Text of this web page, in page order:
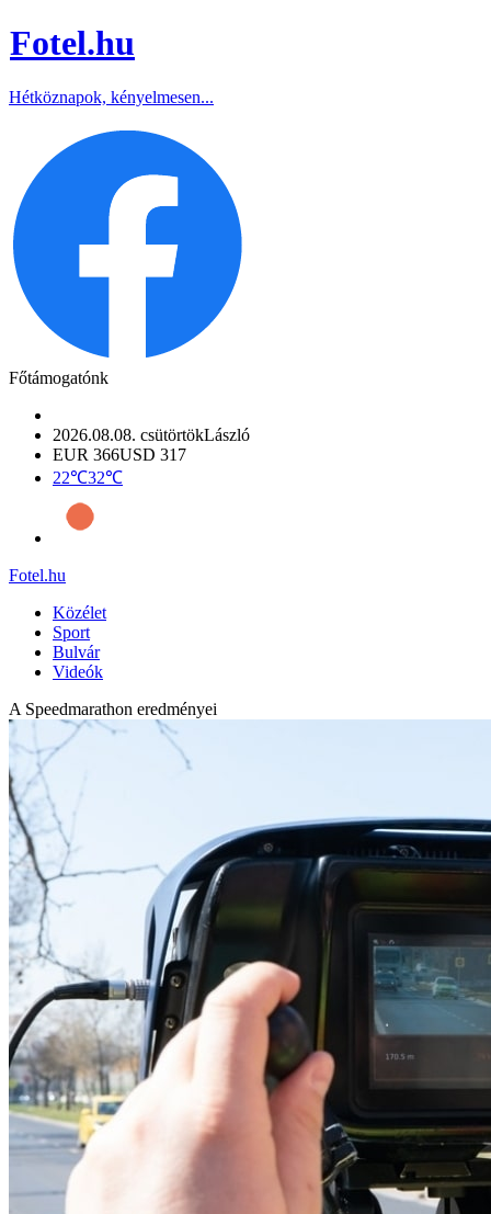
Fotel.hu
Hétköznapok, kényelmesen...
Főtámogatónk
2026.08.08. csütörtökLászló
EUR 366USD 317
22℃32℃
Fotel.hu
Közélet
Sport
Bulvár
Videók
A Speedmarathon eredményei